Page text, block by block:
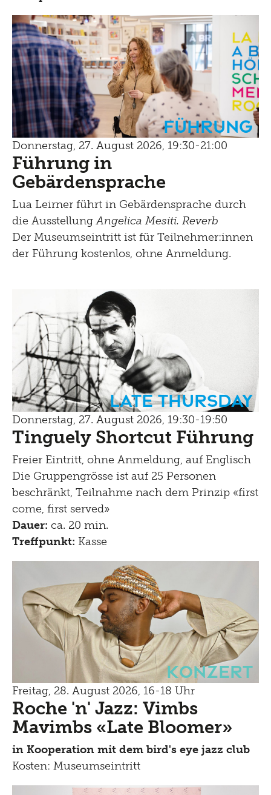
Führung
Donnerstag, 27. August 2026, 19:30-21:00
Führung in
Gebärdensprache
Lua Leirner führt in Gebärdensprache durch
die AusstellungAngelica Mesiti. Reverb
Der Museumseintritt ist für Teilnehmer:innen
der Führung kostenlos, ohne Anmeldung.
Late Thursday
Donnerstag, 27. August 2026, 19:30-19:50
Tinguely Shortcut Führung
Freier Eintritt, ohne Anmeldung, auf Englisch
Die Gruppengrösse ist auf 25 Personen
beschränkt, Teilnahme nach dem Prinzip «first
come, first served»
Dauer: ca. 20 min.
Treffpunkt: Kasse
Konzert
Freitag, 28. August 2026, 16-18 Uhr
Roche 'n' Jazz: Vimbs
Mavimbs «Late Bloomer»
in Kooperation mit dem bird's eye jazz club
Kosten: Museumseintritt